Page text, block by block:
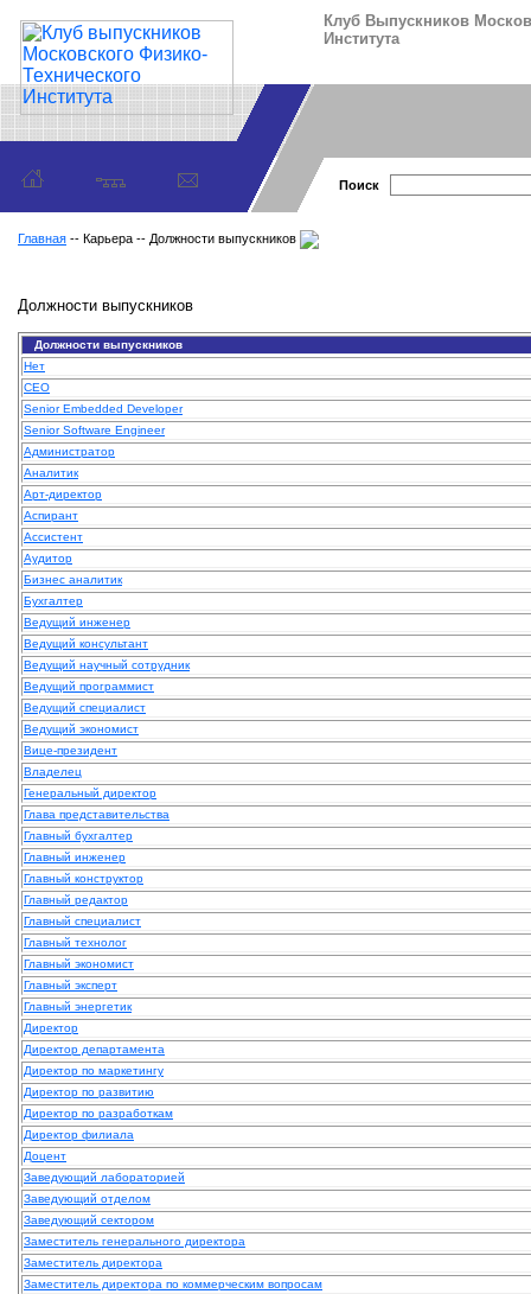
Клуб Выпускников
Института
Поиск
Главная -- Карьера -- Должности выпускников
Должности выпускников
Должности выпускников
Нет
CEO
Senior Embedded Developer
Senior Software Engineer
Администратор
Аналитик
Арт-директор
Аспирант
Ассистент
Аудитор
Бизнес аналитик
Бухгалтер
Ведущий инженер
Ведущий консультант
Ведущий научный сотрудник
Ведущий программист
Ведущий специалист
Ведущий экономист
Вице-президент
Владелец
Генеральный директор
Глава представительства
Главный бухгалтер
Главный инженер
Главный конструктор
Главный редактор
Главный специалист
Главный технолог
Главный экономист
Главный эксперт
Главный энергетик
Директор
Директор департамента
Директор по маркетингу
Директор по развитию
Директор по разработкам
Директор филиала
Доцент
Заведующий лабораторией
Заведующий отделом
Заведующий сектором
Заместитель генерального директора
Заместитель директора
Заместитель директора по коммерческим вопросам